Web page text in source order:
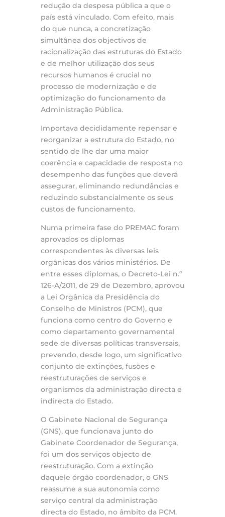
redução da despesa pública a que o
país está vinculado. Com efeito, mais
do que nunca, a concretização
simultânea dos objectivos de
racionalização das estruturas do Estado
e de melhor utilização dos seus
recursos humanos é crucial no
processo de modernização e de
optimização do funcionamento da
Administração Pública.
Importava decididamente repensar e
reorganizar a estrutura do Estado, no
sentido de lhe dar uma maior
coerência e capacidade de resposta no
desempenho das funções que deverá
assegurar, eliminando redundâncias e
reduzindo substancialmente os seus
custos de funcionamento.
Numa primeira fase do PREMAC foram
aprovados os diplomas
correspondentes às diversas leis
orgânicas dos vários ministérios. De
entre esses diplomas, o Decreto-Lei n.º
126-A/2011, de 29 de Dezembro, aprovou
a Lei Orgânica da Presidência do
Conselho de Ministros (PCM), que
funciona como centro do Governo e
como departamento governamental
sede de diversas políticas transversais,
prevendo, desde logo, um significativo
conjunto de extinções, fusões e
reestruturações de serviços e
organismos da administração directa e
indirecta do Estado.
O Gabinete Nacional de Segurança
(GNS), que funcionava junto do
Gabinete Coordenador de Segurança,
foi um dos serviços objecto de
reestruturação. Com a extinção
daquele órgão coordenador, o GNS
reassume a sua autonomia como
serviço central da administração
directa do Estado, no âmbito da PCM.